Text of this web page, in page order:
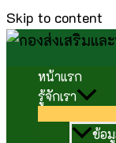
Skip to content
หน้าแรก
รู้จักเรา
ข้อ